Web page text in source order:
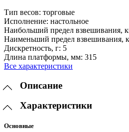
Тип весов: торговые
Исполнение: настольное
Наибольший предел взвешивания,
Наименьший предел взвешивания,
Дискретность, г: 5
Длина платформы, мм: 315
Все характеристики
Описание
Характеристики
Основные